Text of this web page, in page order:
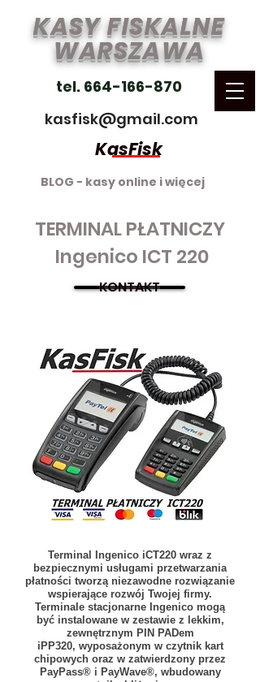
KASY FISKALNE
WARSZAWA
tel. 664-166-870
kasfisk@gmail.com
BLOG - kasy online i więcej
KasFisk
TERMINAL PŁATNICZY
Ingenico ICT 220
KONTAKT
Terminal Ingenico iCT220 wraz z
bezpiecznymi usługami przetwarzania
płatności tworzą niezawodne rozwiązanie
wspierające rozwój Twojej firmy.
Terminale stacjonarne Ingenico mogą
być instalowane w zestawie z lekkim,
zewnętrznym PIN PADem
iPP320, wyposażonym w czytnik kart
chipowych oraz w zatwierdzony przez
PayPass® i PayWave®, wbudowany